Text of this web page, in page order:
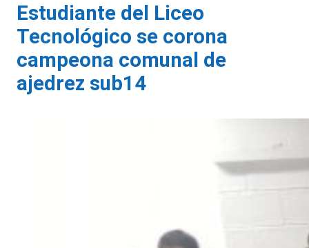
Estudiante del Liceo
Tecnológico se corona
campeona comunal de
ajedrez sub14